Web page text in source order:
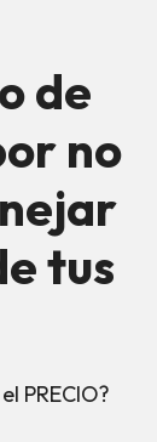
de
no
tus
PRECIO?